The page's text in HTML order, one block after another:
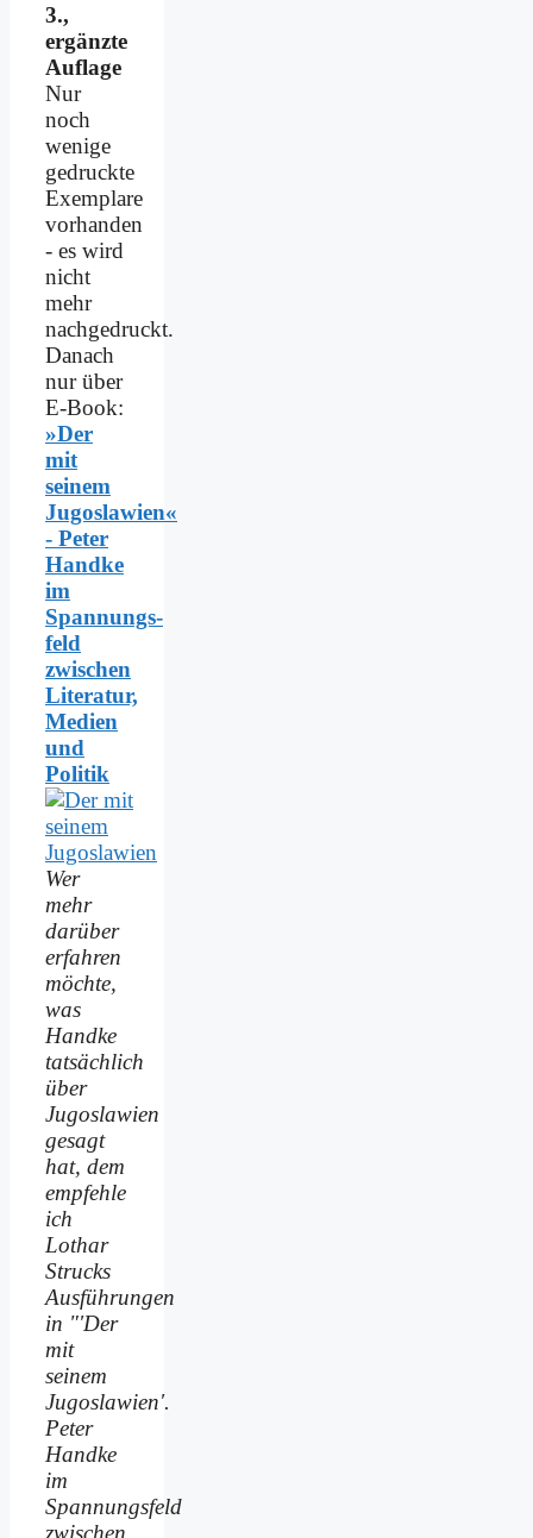
3.,
ergänzte
Auflage
Nur
noch
wenige
gedruckte
Exemplare
vorhanden
- es wird
nicht
mehr
nachgedruckt.
Danach
nur über
E-Book:
»Der
mit
seinem
Jugoslawien«
- Peter
Handke
im
Spannungs­
feld
zwischen
Literatur,
Medien
und
Politik
Wer
mehr
darüber
erfahren
möchte,
was
Handke
tatsächlich
über
Jugoslawien
gesagt
hat, dem
empfehle
ich
Lothar
Strucks
Ausführungen
in "'Der
mit
seinem
Jugoslawien'.
Peter
Handke
im
Spannungsfeld
zwischen